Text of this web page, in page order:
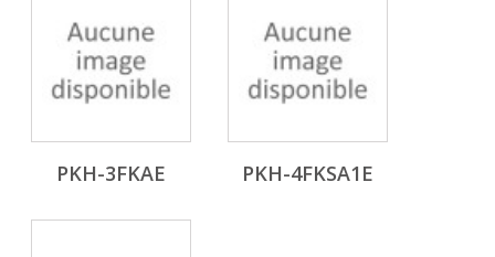
PKH-3FKAE PKH-4FKSA1E